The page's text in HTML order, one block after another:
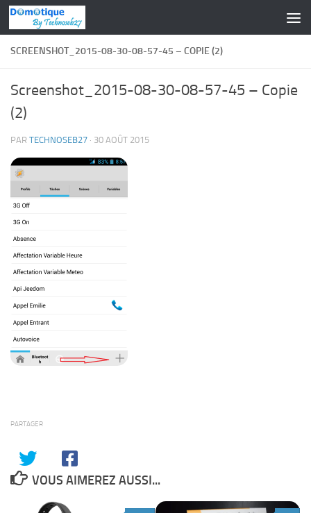
Skip to content
SCREENSHOT_2015-08-30-08-57-45 – COPIE (2)
Screenshot_2015-08-30-08-57-45 – Copie
(2)
PAR TECHNOSEB27 · 30 AOÛT 2015
PARTAGER
VOUS AIMEREZ AUSSI...